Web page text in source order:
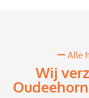
Alle
Wij